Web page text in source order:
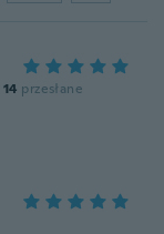
14 przesłane